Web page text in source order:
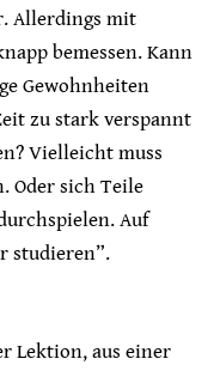
Allerdings mit
bemessen. Kann
Gewohnheiten
zu stark verspannt
Vielleicht muss
Oder sich Teile
Auf
studieren”.
Lektion, aus einer